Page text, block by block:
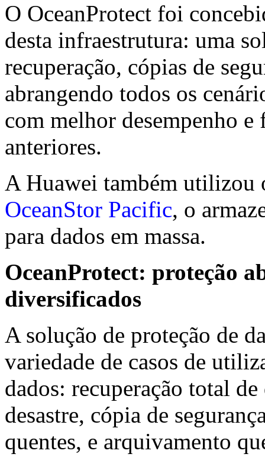
O OceanProtect foi
desta infraestrutura: uma
recuperação, cópias de
abrangendo todos os
com melhor desempenho
anteriores.
A Huawei também utilizou
OceanStor Pacific, o
para dados em massa.
OceanProtect: proteção
diversificados
A solução de proteção de
variedade de casos de
dados: recuperação total
desastre, cópia de
quentes, e arquivamento